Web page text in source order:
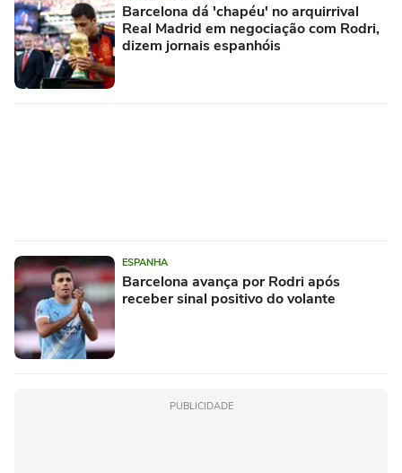
Barcelona dá 'chapéu' no arquirrival
Real Madrid em negociação com Rodri,
dizem jornais espanhóis
ESPANHA
Barcelona avança por Rodri após
receber sinal positivo do volante
PUBLICIDADE